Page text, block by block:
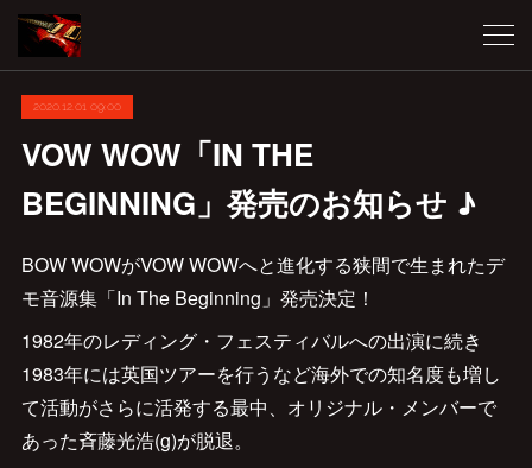
2020.12.01 09:00
VOW WOW「IN THE
BEGINNING」発売のお知らせ ♪
BOW WOWがVOW WOWへと進化する狭間で生まれたデ
モ音源集「In The Beginning」発売決定！
1982年のレディング・フェスティバルへの出演に続き
1983年には英国ツアーを行うなど海外での知名度も増し
て活動がさらに活発する最中、オリジナル・メンバーで
あった斉藤光浩(g)が脱退。